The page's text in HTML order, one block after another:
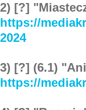
2) [?]
https://
2024
3) [?] (6.1)
https://